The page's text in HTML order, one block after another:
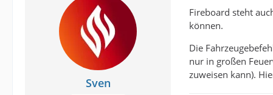
Sven
Fireboard steht
können.
Die
nur in großen
zuweisen kann).